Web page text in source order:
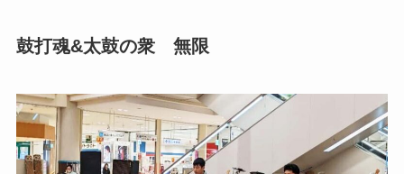
鼓打魂&太鼓の衆 無限